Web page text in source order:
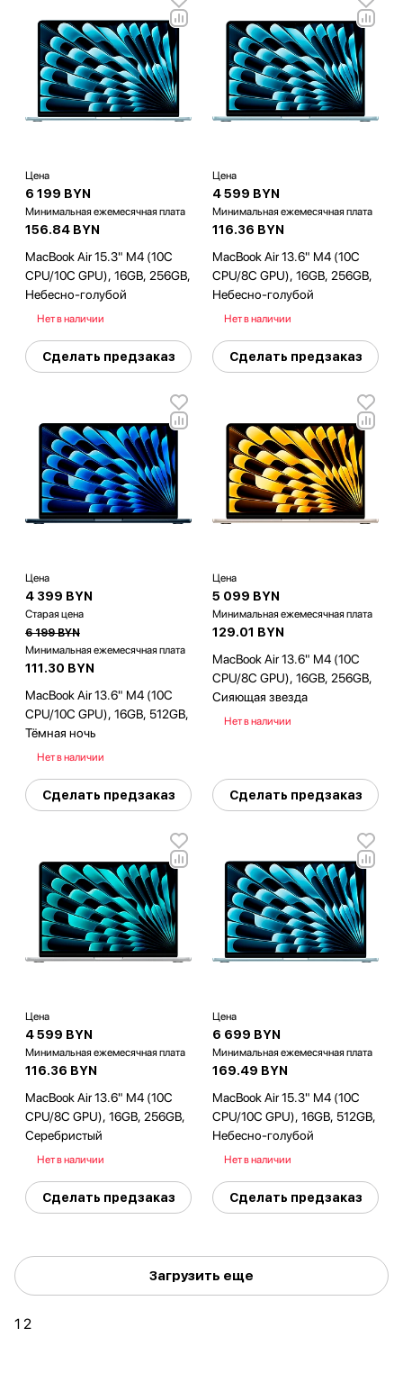
Цена
6 199 BYN
Минимальная ежемесячная плата
156.84 BYN
MacBook Air 15.3" M4 (10C
CPU/10C GPU), 16GB, 256GB,
Небесно-голубой
Нет в наличии
Сделать предзаказ
Цена
4 599 BYN
Минимальная ежемесячная плата
116.36 BYN
MacBook Air 13.6" M4 (10C
CPU/8C GPU), 16GB, 256GB,
Небесно-голубой
Нет в наличии
Сделать предзаказ
Цена
4 399 BYN
Старая цена
6 199 BYN
Минимальная ежемесячная плата
111.30 BYN
MacBook Air 13.6" M4 (10C
CPU/10C GPU), 16GB, 512GB,
Тёмная ночь
Нет в наличии
Сделать предзаказ
Цена
5 099 BYN
Минимальная ежемесячная плата
129.01 BYN
MacBook Air 13.6" M4 (10C
CPU/8C GPU), 16GB, 256GB,
Сияющая звезда
Нет в наличии
Сделать предзаказ
Цена
4 599 BYN
Минимальная ежемесячная плата
116.36 BYN
MacBook Air 13.6" M4 (10C
CPU/8C GPU), 16GB, 256GB,
Серебристый
Нет в наличии
Сделать предзаказ
Цена
6 699 BYN
Минимальная ежемесячная плата
169.49 BYN
MacBook Air 15.3" M4 (10C
CPU/10C GPU), 16GB, 512GB,
Небесно-голубой
Нет в наличии
Сделать предзаказ
Загрузить еще
1 2